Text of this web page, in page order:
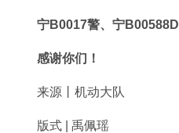
宁B0017警、宁B00588D
感谢你们！
来源丨机动大队
版式 | 禹佩瑶